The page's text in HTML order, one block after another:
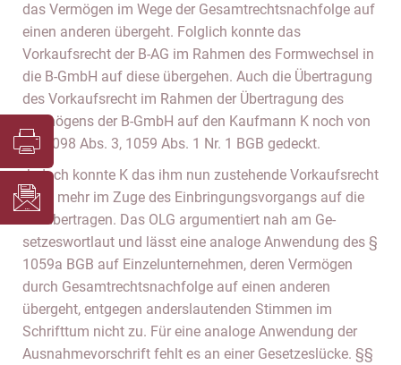
das Vermögen im Wege der Gesamtrechtsnachfolge auf
einen anderen übergeht. Folglich konnte das
Vorkaufsrecht der B-AG im Rahmen des Formwechsel in
die B-GmbH auf diese übergehen. Auch die Übertragung
des Vorkaufsrecht im Rahmen der Übertragung des
Vermögens der B-GmbH auf den Kaufmann K noch von
§§ 1098 Abs. 3, 1059 Abs. 1 Nr. 1 BGB gedeckt.
Jedoch konnte K das ihm nun zustehende Vorkaufsrecht
nicht mehr im Zuge des Einbringungsvorgangs auf die
KG übertragen. Das OLG argumentiert nah am Ge-
setzeswortlaut und lässt eine analoge Anwendung des §
1059a BGB auf Einzelunternehmen, deren Vermögen
durch Gesamtrechtsnachfolge auf einen anderen
übergeht, entgegen anderslautenden Stimmen im
Schrifttum nicht zu. Für eine analoge Anwendung der
Ausnahmevorschrift fehlt es an einer Gesetzeslücke. §§